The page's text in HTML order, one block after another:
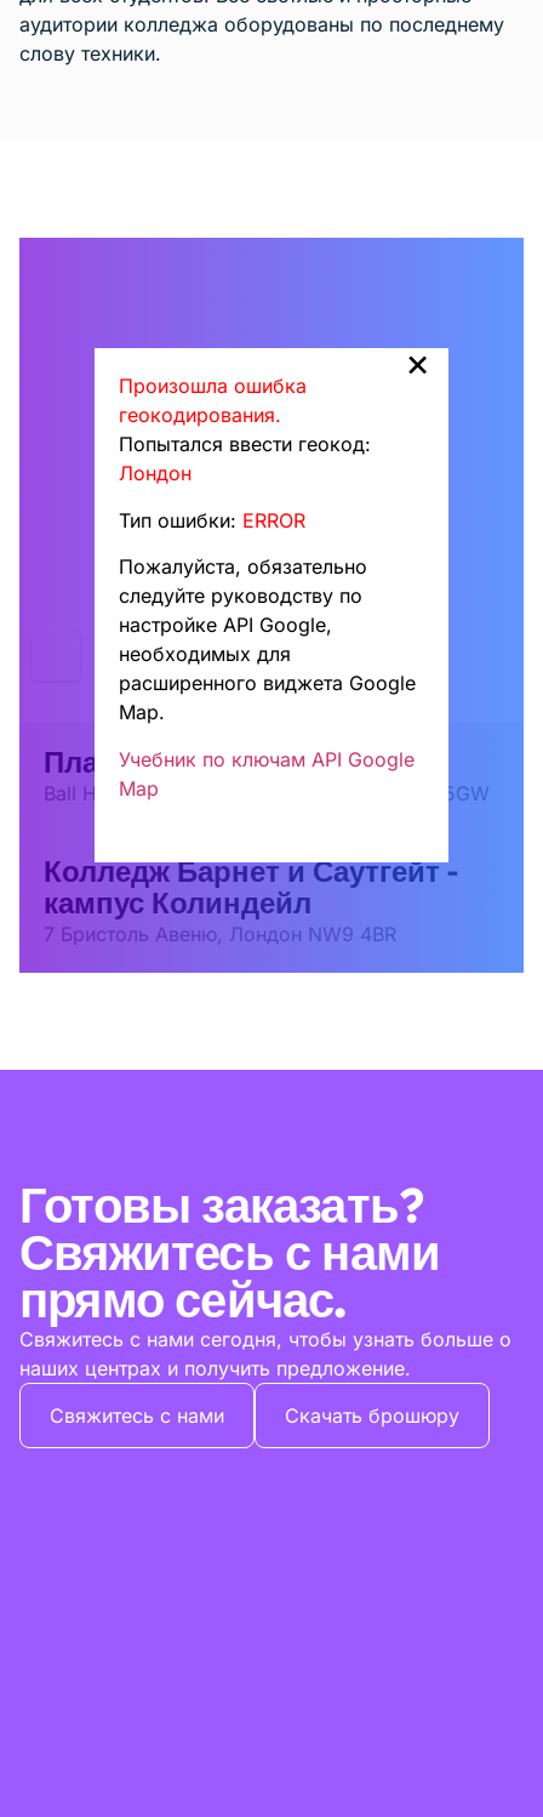
аудитории колледжа оборудованы по последнему
слову техники.
Платт Холл и Райтл Хаус
Ball House, 6 Aerodrome Rd, London NW9 5GW
Колледж Барнет и Саутгейт -
кампус Колиндейл
7 Бристоль Авеню, Лондон NW9 4BR
×
Произошла ошибка
геокодирования.
Попытался ввести геокод:
Лондон
Тип ошибки: ERROR
Пожалуйста, обязательно
следуйте руководству по
настройке API Google,
необходимых для
расширенного виджета Google
Map.
Учебник по ключам API Google
Map
Готовы заказать?
Свяжитесь с нами
прямо сейчас.
Свяжитесь с нами сегодня, чтобы узнать больше о
наших центрах и получить предложение.
Свяжитесь с нами
Скачать брошюру